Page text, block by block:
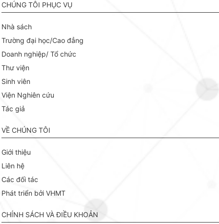
CHÚNG TÔI PHỤC VỤ
Nhà sách
Trường đại học/Cao đẳng
Doanh nghiệp/ Tổ chức
Thư viện
Sinh viên
Viện Nghiên cứu
Tác giả
VỀ CHÚNG TÔI
Giới thiệu
Liên hệ
Các đối tác
Phát triển bởi VHMT
CHÍNH SÁCH VÀ ĐIỀU KHOẢN